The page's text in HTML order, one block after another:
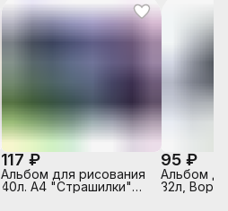
117 ₽
Альбом для рисования
40л. А4 "Страшилки"
95 ₽
Альбом д/
32л,